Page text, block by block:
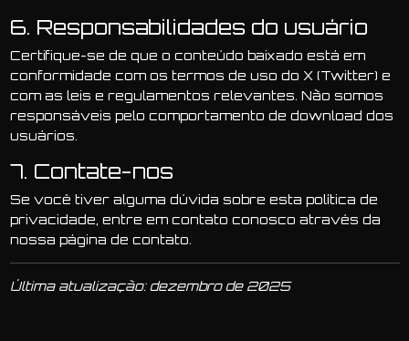
6. Responsabilidades do usuário
Certifique-se de que o conteúdo baixado está em
conformidade com os termos de uso do X (Twitter) e
com as leis e regulamentos relevantes. Não somos
responsáveis ​​pelo comportamento de download dos
usuários.
7. Contate-nos
Se você tiver alguma dúvida sobre esta política de
privacidade, entre em contato conosco através da
nossa página de contato.
Última atualização: dezembro de 2025